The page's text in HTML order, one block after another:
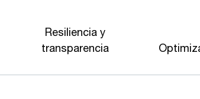
Resiliencia y
transparencia